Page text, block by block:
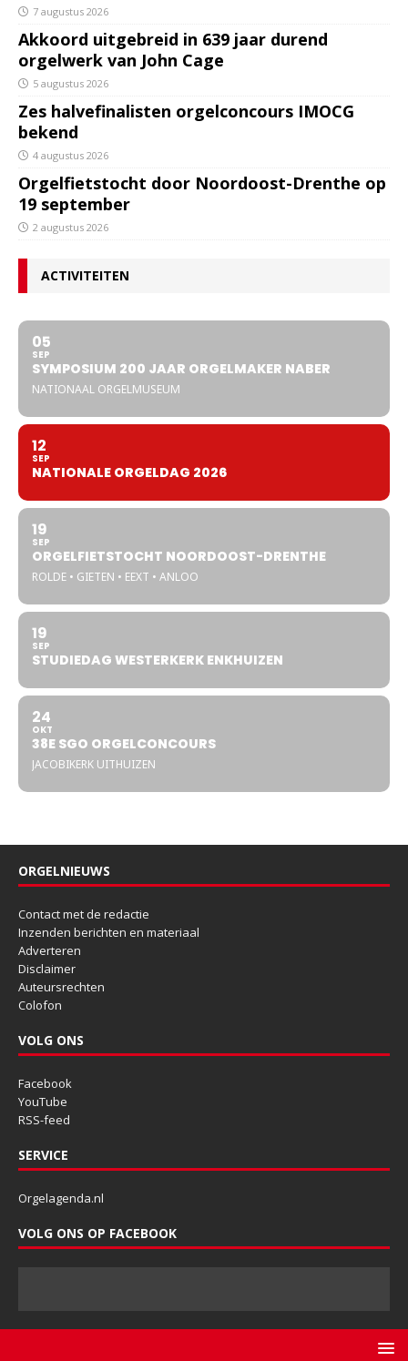
7 augustus 2026
Akkoord uitgebreid in 639 jaar durend
orgelwerk van John Cage
5 augustus 2026
Zes halvefinalisten orgelconcours IMOCG
bekend
4 augustus 2026
Orgelfietstocht door Noordoost-Drenthe op
19 september
2 augustus 2026
ACTIVITEITEN
05
SEP
SYMPOSIUM 200 JAAR ORGELMAKER NABER
NATIONAAL ORGELMUSEUM
12
SEP
NATIONALE ORGELDAG 2026
19
SEP
ORGELFIETSTOCHT NOORDOOST-DRENTHE
ROLDE • GIETEN • EEXT • ANLOO
19
SEP
STUDIEDAG WESTERKERK ENKHUIZEN
24
OKT
38E SGO ORGELCONCOURS
JACOBIKERK UITHUIZEN
ORGELNIEUWS
Contact met de redactie
Inzenden berichten en materiaal
Adverteren
Disclaimer
Auteursrechten
Colofon
VOLG ONS
Facebook
YouTube
RSS-feed
SERVICE
Orgelagenda.nl
VOLG ONS OP FACEBOOK